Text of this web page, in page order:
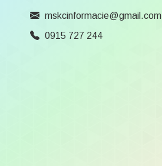
mskcinformacie@gmail.com
0915 727 244